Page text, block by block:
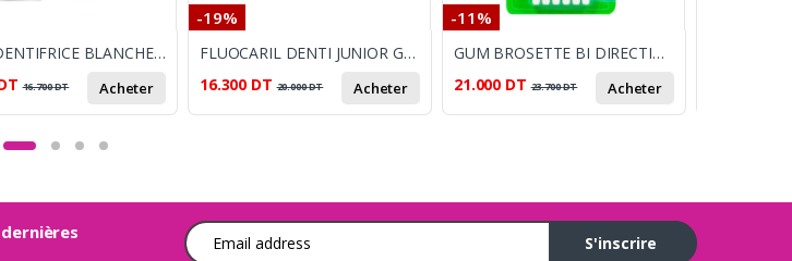
CURIX DENTIFRICE BLANCHEUR + BROSSE A DENTS
16.700DT Acheter
-19%
FLUOCARIL DENTI JUNIOR GEL BUBBLE GUM 75ML
16.300 DT 20.000DT Acheter
-11%
GUM BROSETTE BI DIRECTION 0.9 MM B6
21.000 DT 23.700DT Acheter
dernières
Adresse e-mail
S'inscrire